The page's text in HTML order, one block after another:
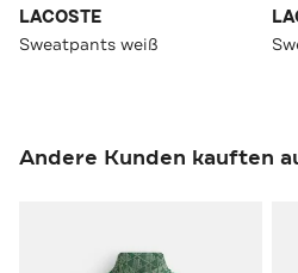
LACOSTE
Sweatpants weiß
Andere Kunden kauften